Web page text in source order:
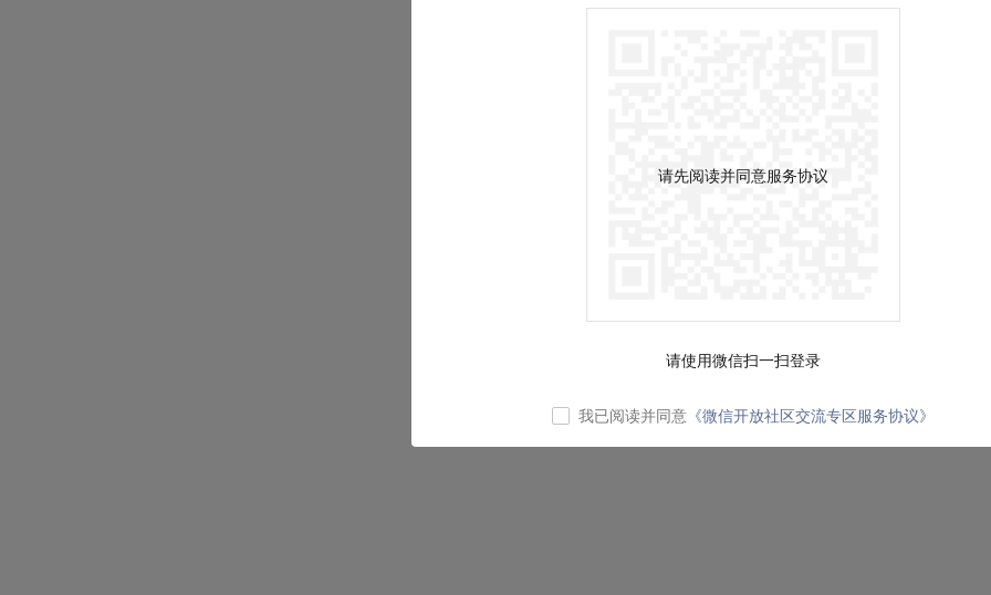
请先阅读并同意服务协议
请使用微信扫一扫登录
我已阅读并同意 《微信开放社区交流专区服务协议》